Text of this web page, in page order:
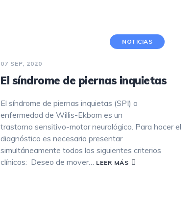
TRATAMIENTO DE MANCHAS
PEELING
DERMAPEN
HILOS TENSORES
NOTICIAS
07 SEP, 2020
El síndrome de piernas inquietas
El síndrome de piernas inquietas (SPI) o
enfermedad de Willis-Ekbom es un
trastorno sensitivo-motor neurológico. Para hacer el
diagnóstico es necesario presentar
simultáneamente todos los siguientes criterios
clínicos: Deseo de mover… LEER MÁS